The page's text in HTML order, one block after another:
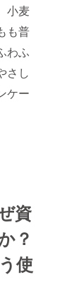
小麦
も普
わふ
さし
ケー
資
？
使